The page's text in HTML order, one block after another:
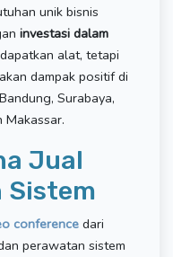
unik bisnis
investasi dalam
alat, tetapi
dampak positif di
Surabaya,
Makassar.
Jual
Sistem
conference dari
perawatan sistem